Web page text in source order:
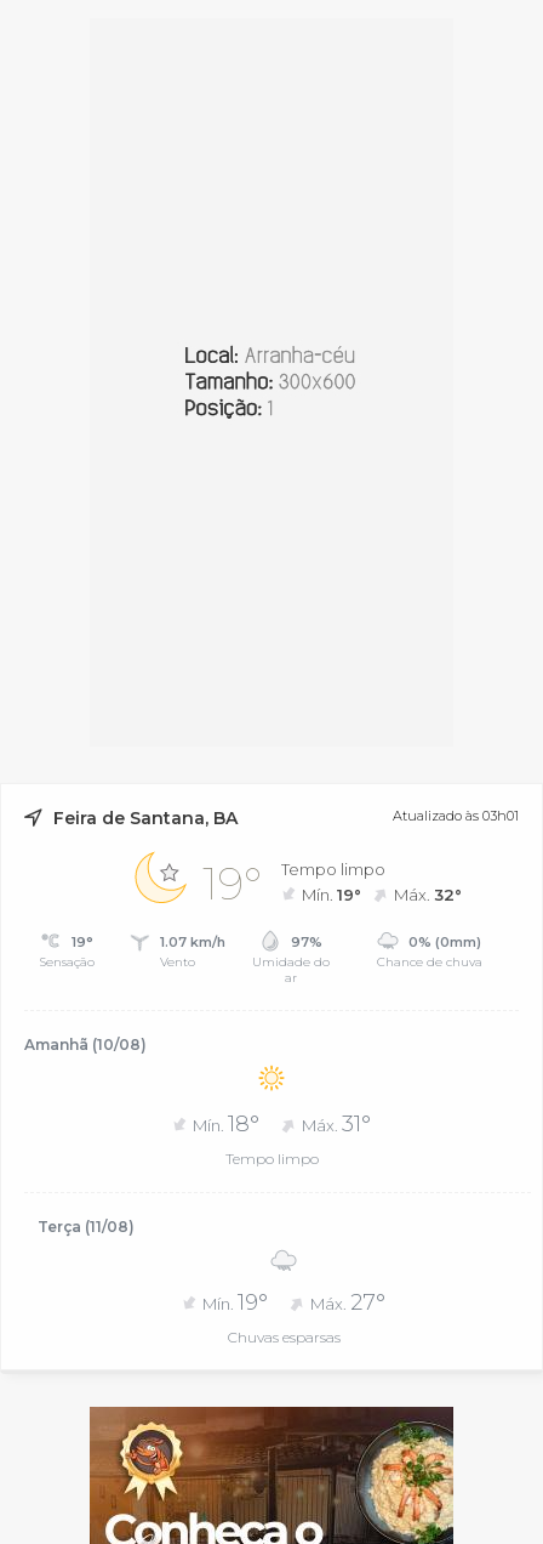
Feira de Santana, BA Atualizado às 03h01
19°
Tempo limpo
Mín.19° Máx.32°
19°
Sensação
1.07 km/h
Vento
97%
Umidade do
ar
0% (0mm)
Chance de chuva
Amanhã (10/08)
Mín. 18° Máx. 31°
Tempo limpo
Terça (11/08)
Mín. 19° Máx. 27°
Chuvas esparsas